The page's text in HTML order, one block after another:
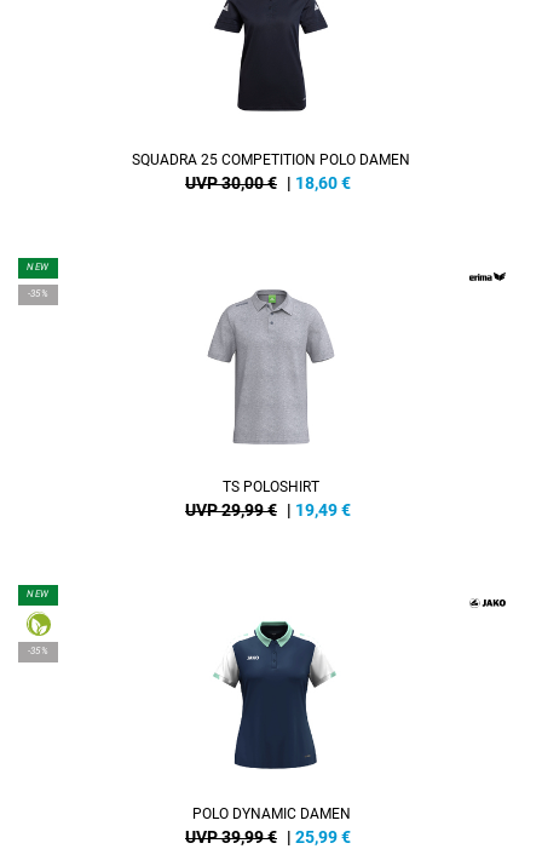
SQUADRA 25 COMPETITION POLO DAMEN
UVP 30,00 € | 18,60€
NEW
-35%
TS POLOSHIRT
UVP 29,99 € | 19,49€
NEW
-35%
POLO DYNAMIC DAMEN
UVP 39,99 € | 25,99€